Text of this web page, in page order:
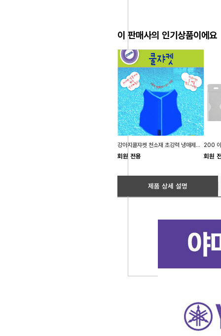
이 판매사의 인기상품이에요
강아지쿨쟈켓 천소재 초강력 냉매제첨가 애견쿨조끼
회원 전용 회원
제품 상세 설명